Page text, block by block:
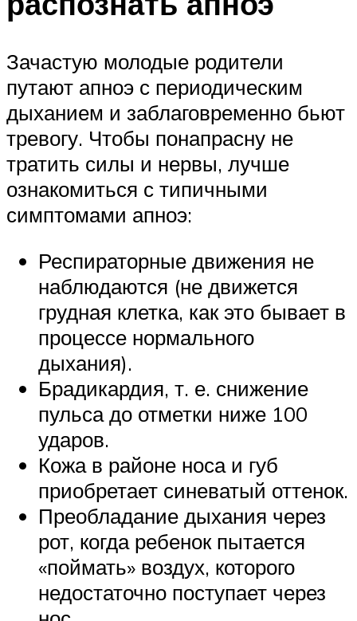
Зачастую молодые родители
путают апноэ с периодическим
дыханием и заблаговременно бьют
тревогу. Чтобы понапрасну не
тратить силы и нервы, лучше
ознакомиться с типичными
симптомами апноэ:
Респираторные движения не
наблюдаются (не движется
грудная клетка, как это бывает в
процессе нормального
дыхания).
Брадикардия, т. е. снижение
пульса до отметки ниже 100
ударов.
Кожа в районе носа и губ
приобретает синеватый оттенок.
Преобладание дыхания через
рот, когда ребенок пытается
«поймать» воздух, которого
недостаточно поступает через